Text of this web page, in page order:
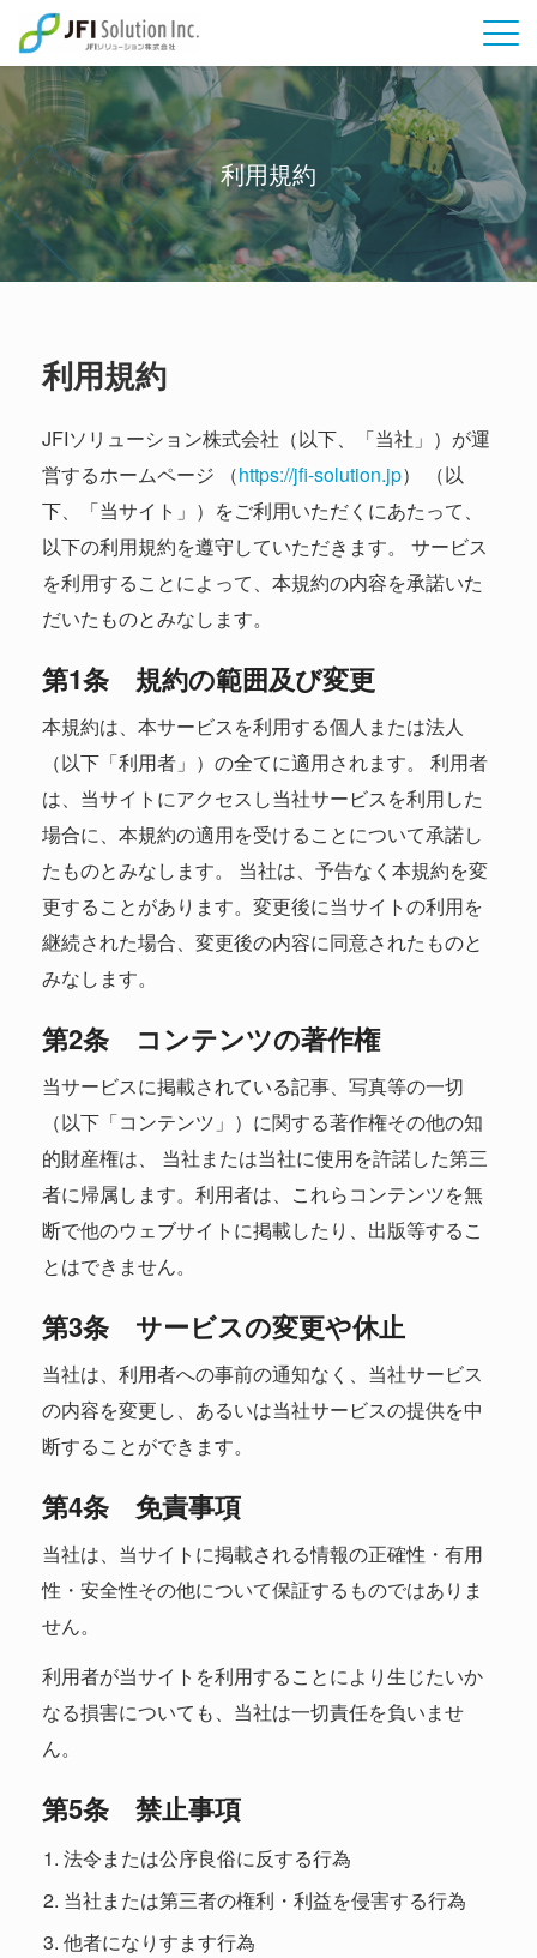
content
利用規約
利用規約
JFIソリューション株式会社（以下、「当社」）が運
営するホームページ （https://jfi-solution.jp） （以
下、「当サイト」）をご利用いただくにあたって、
以下の利用規約を遵守していただきます。 サービス
を利用することによって、本規約の内容を承諾いた
だいたものとみなします。
第1条 規約の範囲及び変更
本規約は、本サービスを利用する個人または法人
（以下「利用者」）の全てに適用されます。 利用者
は、当サイトにアクセスし当社サービスを利用した
場合に、本規約の適用を受けることについて承諾し
たものとみなします。 当社は、予告なく本規約を変
更することがあります。変更後に当サイトの利用を
継続された場合、変更後の内容に同意されたものと
みなします。
第2条 コンテンツの著作権
当サービスに掲載されている記事、写真等の一切
（以下「コンテンツ」）に関する著作権その他の知
的財産権は、 当社または当社に使用を許諾した第三
者に帰属します。利用者は、これらコンテンツを無
断で他のウェブサイトに掲載したり、出版等するこ
とはできません。
第3条 サービスの変更や休止
当社は、利用者への事前の通知なく、当社サービス
の内容を変更し、あるいは当社サービスの提供を中
断することができます。
第4条 免責事項
当社は、当サイトに掲載される情報の正確性・有用
性・安全性その他について保証するものではありま
せん。
利用者が当サイトを利用することにより生じたいか
なる損害についても、当社は一切責任を負いませ
ん。
第5条 禁止事項
法令または公序良俗に反する行為
当社または第三者の権利・利益を侵害する行為
他者になりすます行為